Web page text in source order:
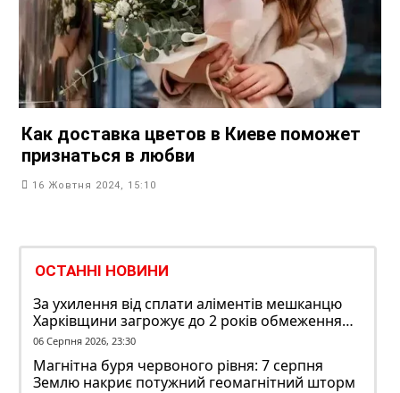
Как доставка цветов в Киеве поможет
признаться в любви
16 Жовтня 2024, 15:10
ОСТАННІ НОВИНИ
За ухилення від сплати аліментів мешканцю
Харківщини загрожує до 2 років обмеження
волі
06 Серпня 2026, 23:30
Магнітна буря червоного рівня: 7 серпня
Землю накриє потужний геомагнітний шторм